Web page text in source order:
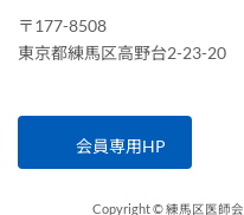
〒177-8508
東京都練馬区高野台2-23-20
会員専用HP
Copyright © 練馬区医師会